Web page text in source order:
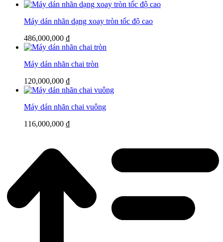
Máy dán nhãn dạng xoay tròn tốc độ cao
486,000,000 ₫
Máy dán nhãn chai tròn
120,000,000 ₫
Máy dán nhãn chai vuông
116,000,000 ₫